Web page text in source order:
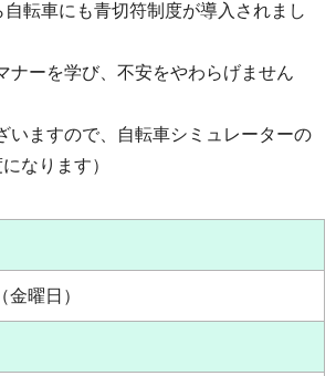
転車にも青切符制度が導入されまし
ナーを学び、不安をやわらげません
いますので、自転車シミュレーターの
なります）
曜日）